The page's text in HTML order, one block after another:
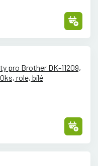
pro Brother DK-11209,
role, bílé